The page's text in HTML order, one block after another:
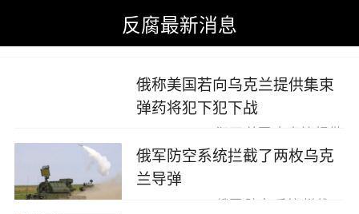
反腐最新消息
今日热点新闻事件
俄称美国若向乌克兰提供集束
弹药将犯下犯下战
犯下,美国,乌克兰,提供
俄军防空系统拦截了两枚乌克
兰导弹
俄军,防空,系统,拦截